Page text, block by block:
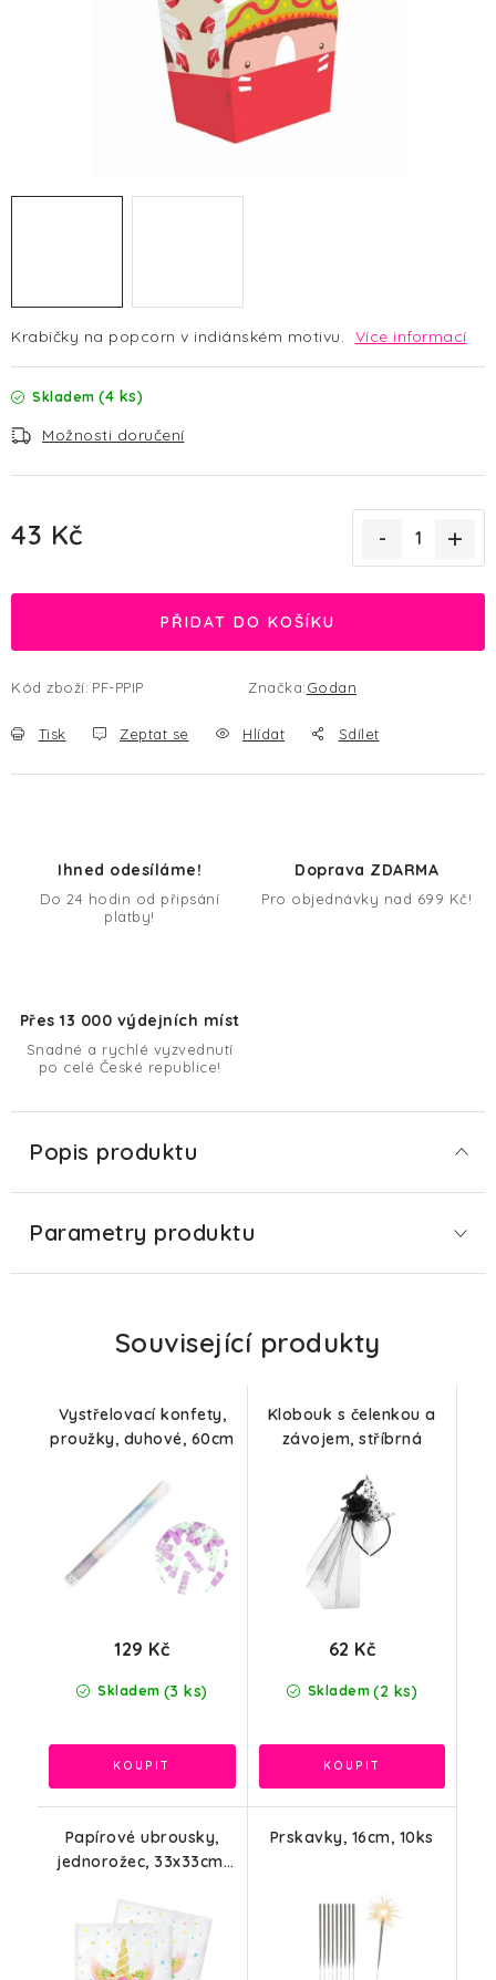
Krabičky na popcorn v indiánském motivu. Více informací
Skladem (4 ks)
Možnosti doručení
43 Kč
PŘIDAT DO KOŠÍKU
Kód zboží: PF-PPIP Značka:Godan
Tisk Zeptat se Hlídat Sdílet
Ihned odesíláme!
Do 24 hodin od připsání
platby!
Doprava ZDARMA
Pro objednávky nad 699 Kč!
Přes 13 000 výdejních míst
Snadné a rychlé vyzvednutí
po celé České republice!
Popis produktu
Parametry produktu
Související produkty
Vystřelovací konfety,
proužky, duhové, 60cm
Skladem (3 ks)
129 Kč
Klobouk s čelenkou a
závojem, stříbrná
Skladem (2 ks)
62 Kč
Papírové ubrousky,
jednorožec, 33x33cm,
Prskavky, 16cm, 10ks